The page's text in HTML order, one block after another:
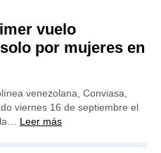
vuelo
por mujeres en
venezolana, Conviasa,
viernes 16 de septiembre el
Leer más